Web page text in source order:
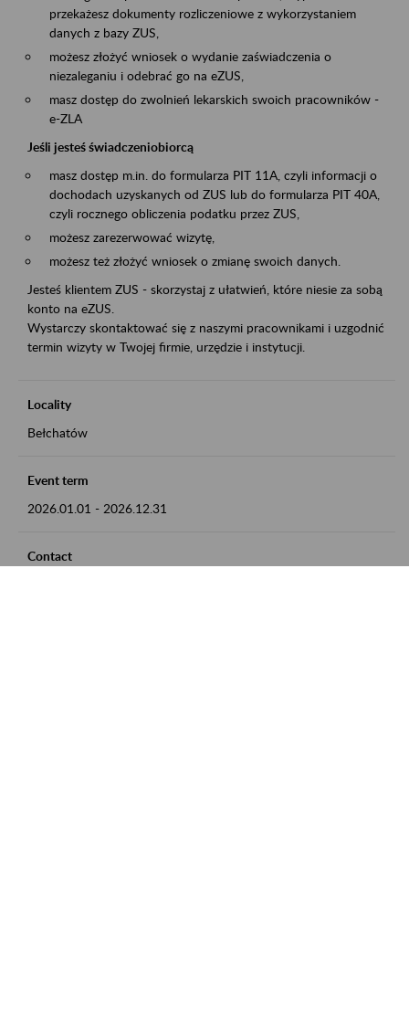
przekażesz dokumenty rozliczeniowe z wykorzystaniem
danych z bazy ZUS,
możesz złożyć wniosek o wydanie zaświadczenia o
niezaleganiu i odebrać go na eZUS,
masz dostęp do zwolnień lekarskich swoich pracowników -
e-ZLA
Jeśli jesteś świadczeniobiorcą
masz dostęp m.in. do formularza PIT 11A, czyli informacji o
dochodach uzyskanych od ZUS lub do formularza PIT 40A,
czyli rocznego obliczenia podatku przez ZUS,
możesz zarezerwować wizytę,
możesz też złożyć wniosek o zmianę swoich danych.
Jesteś klientem ZUS - skorzystaj z ułatwień, które niesie za sobą
konto na eZUS.
Wystarczy skontaktować się z naszymi pracownikami i uzgodnić
termin wizyty w Twojej firmie, urzędzie i instytucji.
Locality
Bełchatów
Event term
2026.01.01 - 2026.12.31
Contact